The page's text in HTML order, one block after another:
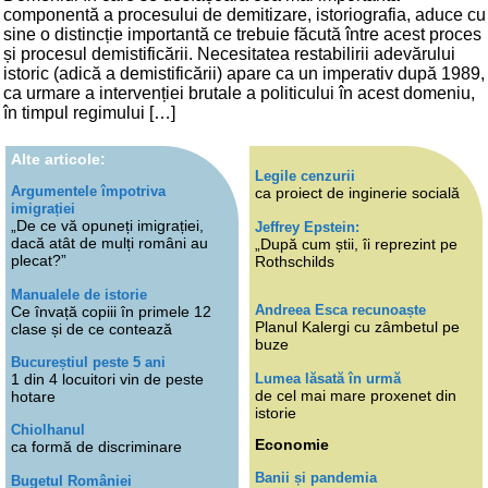
componentă a procesului de demitizare, istoriografia, aduce cu
sine o distincție importantă ce trebuie făcută între acest proces
și procesul demistificării. Necesitatea restabilirii adevărului
istoric (adică a demistificării) apare ca un imperativ după 1989,
ca urmare a intervenției brutale a politicului în acest domeniu,
în timpul regimului […]
Alte articole:
Argumentele împotriva
imigrației
„De ce vă opuneți imigrației,
dacă atât de mulți români au
plecat?”
Manualele de istorie
Ce învață copiii în primele 12
clase și de ce contează
Bucureștiul peste 5 ani
1 din 4 locuitori vin de peste
hotare
Chiolhanul
ca formă de discriminare
Bugetul României
Legile cenzurii
ca proiect de inginerie socială
Jeffrey Epstein:
„După cum știi, îi reprezint pe
Rothschilds
Andreea Esca recunoaște
Planul Kalergi cu zâmbetul pe
buze
Lumea lăsată în urmă
de cel mai mare proxenet din
istorie
Economie
Banii și pandemia